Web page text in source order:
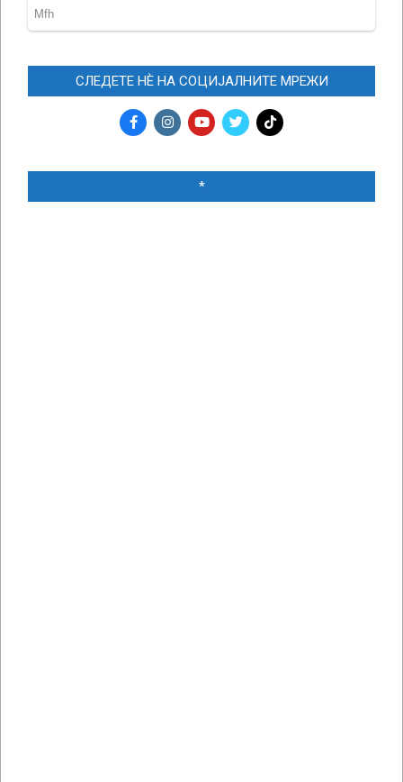
СЛЕДЕТЕ НЀ НА СОЦИЈАЛНИТЕ МРЕЖИ
*